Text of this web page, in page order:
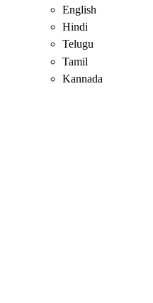
English
Hindi
Telugu
Tamil
Kannada